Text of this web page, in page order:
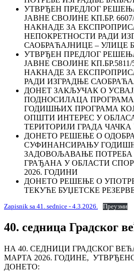
УТВРЂЕН ПРЕДЛОГ
ЈАВНЕ СВОЈИНЕ КП.БР.
НАКНАДЕ ЗА
НЕПОКРЕТНОСТИ РАДИ
САОБРАЋАЈНИЦЕ – УЛИЦЕ
УТВРЂЕН ПРЕДЛОГ
ЈАВНЕ СВОЈИНЕ
НАКНАДЕ ЗА
РАДИ ИЗГРАДЊЕ
ДОНЕТ ЗАКЉУЧАК О
ПОДНОСИЛАЦА
ГОДИШЊИХ ПРОГРАМА
ОПШТИ ИНТЕРЕС У
ТЕРИТОРИЈИ ГРАДА ЧАЧКА
ДОНЕТО РЕШЕЊЕ О
СУФИНАНСИРАЊУ
ЗАДОВОЉАВАЊЕ ПОТРЕБА
ГРАЂАНА У ОБЛАСТИ
2026. ГОДИНИ
ДОНЕТО РЕШЕЊЕ О
ТЕКУЋЕ БУЏЕТСКЕ
Zapisnik sa 41. sednice - 4.3.2026. Преузми
40. седница Градског
НА 40. СЕДНИЦИ ГРАДСКОГ
МАРТА 2026. ГОДИНЕ,
ДОНЕТО: